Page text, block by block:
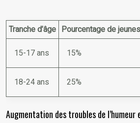
Tranche d’âge Pourcentage de
15-17 ans
15%
18-24 ans 25%
Augmentation des troubles de l’humeur